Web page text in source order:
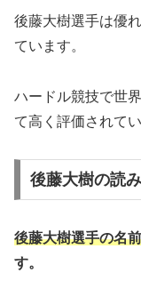
後藤大樹選手は優
ています。
ハードル競技で世
て高く評価されてい
後藤大樹の読
後藤大樹選手の名
す。